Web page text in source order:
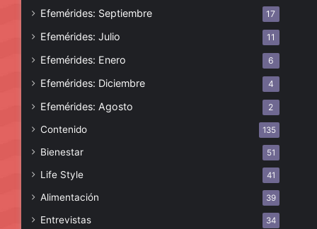
Efemérides: Septiembre 17
Efemérides: Julio 11
Efemérides: Enero 6
Efemérides: Diciembre 4
Efemérides: Agosto 2
Contenido 135
Bienestar 51
Life Style 41
Alimentación 39
Entrevistas 34